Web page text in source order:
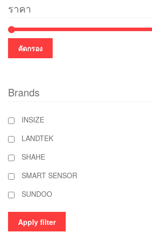
ราคา
คัดกรอง
Brands
INSIZE
LANDTEK
SHAHE
SMART SENSOR
SUNDOO
Apply filter